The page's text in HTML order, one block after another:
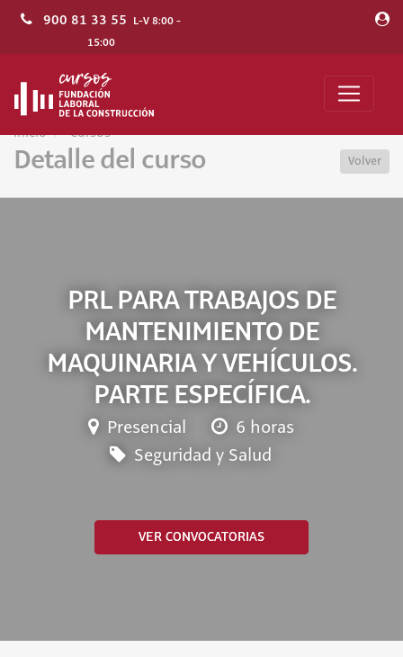
900 81 33 55 L-V 8:00 -
15:00
Inicio Cursos
Detalle del curso Volver
PRL PARA TRABAJOS DE
MANTENIMIENTO DE
MAQUINARIA Y VEHÍCULOS.
PARTE ESPECÍFICA.
Presencial
6 horas
Seguridad y Salud
VER CONVOCATORIAS